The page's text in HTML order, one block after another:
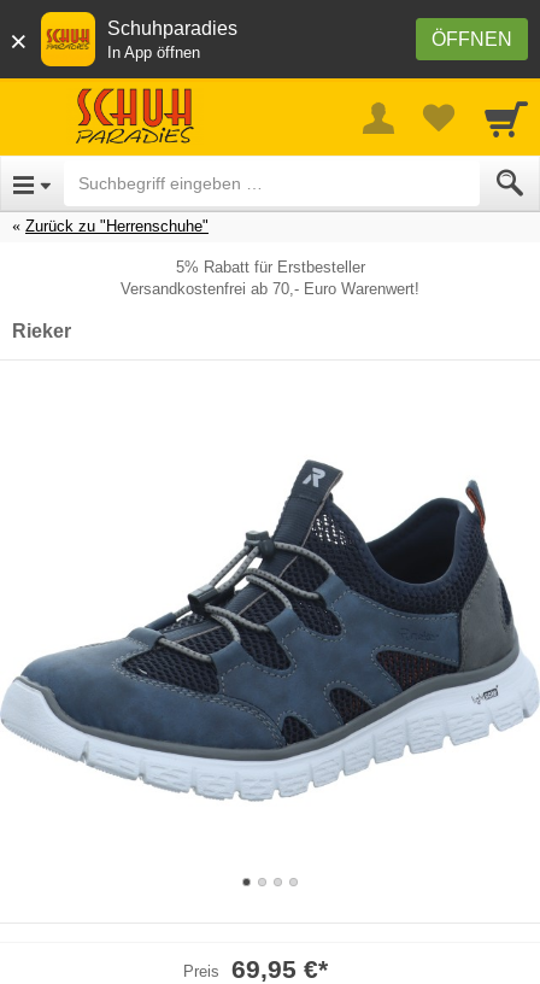
× ÖFFNEN
Schuhparadies
In App öffnen
Zurück zu "Herrenschuhe"
5% Rabatt für Erstbesteller
Versandkostenfrei ab 70,- Euro Warenwert!
Rieker
Preis 69,95 €*